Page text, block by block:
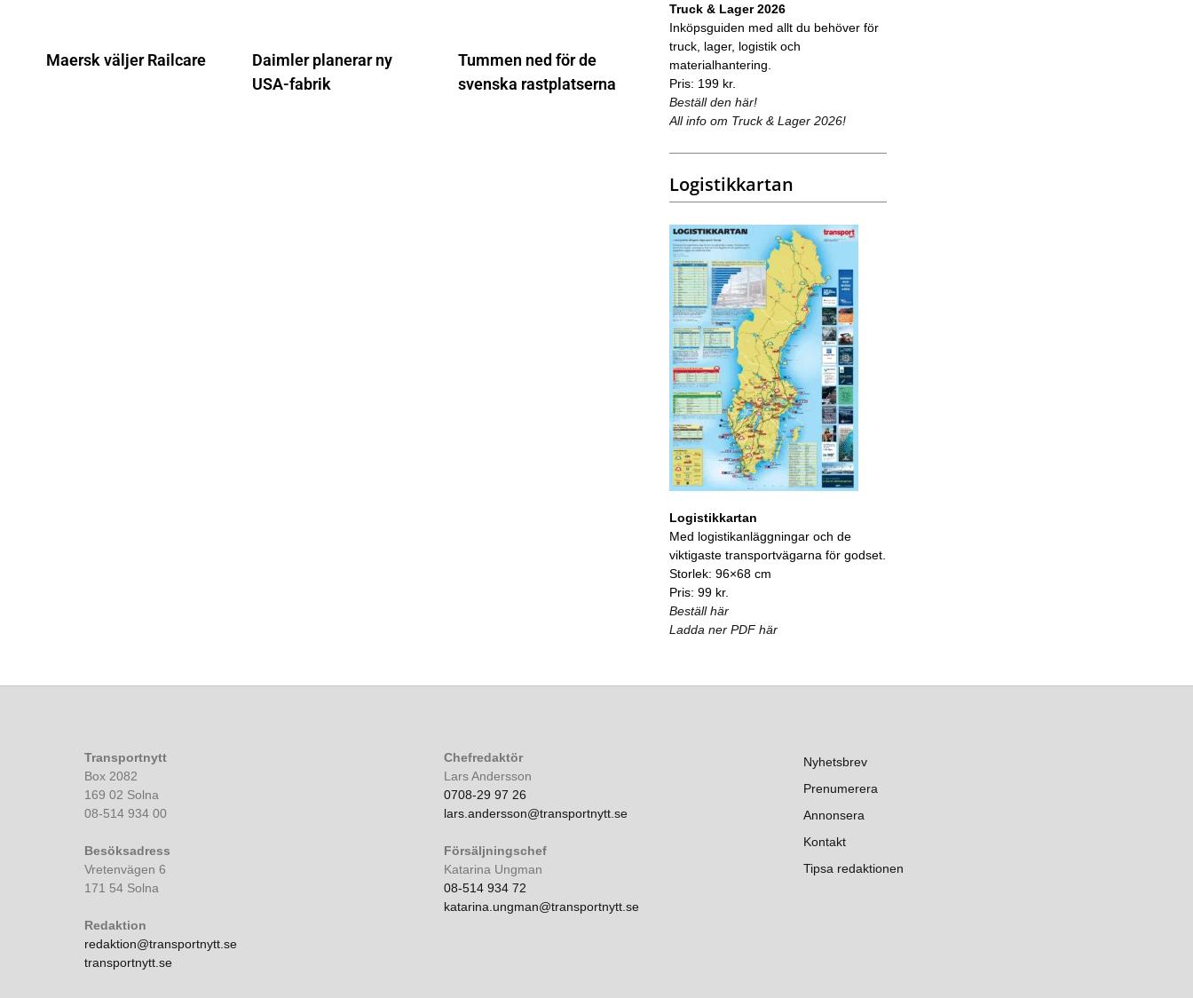
Maersk väljer Railcare
Daimler planerar ny
USA-fabrik
Tummen ned för de
svenska rastplatserna
Truck & Lager 2026
Inköpsguiden med allt du behöver för
truck, lager, logistik och
materialhantering.
Pris: 199 kr.
Beställ den här!
All info om Truck & Lager 2026!
Logistikkartan
Logistikkartan
Med logistikanläggningar och de
viktigaste transportvägarna för godset.
Storlek: 96×68 cm
Pris: 99 kr.
Beställ här
Ladda ner PDF här
Transportnytt
Box 2082
169 02 Solna
08-514 934 00
Besöksadress
Vretenvägen 6
171 54 Solna
Redaktion
redaktion@transportnytt.se
transportnytt.se
Chefredaktör
Lars Andersson
0708-29 97 26
lars.andersson@transportnytt.se
Försäljningschef
Katarina Ungman
08-514 934 72
katarina.ungman@transportnytt.se
Nyhetsbrev
Prenumerera
Annonsera
Kontakt
Tipsa redaktionen